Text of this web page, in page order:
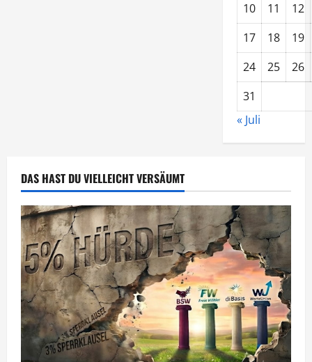
10
11
12
17
18
19
24
25
26
31
« Juli
DAS HAST DU VIELLEICHT VERSÄUMT